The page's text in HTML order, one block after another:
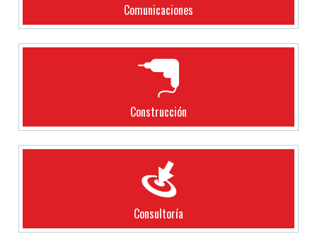
Comunicaciones
Construcción
Consultoría